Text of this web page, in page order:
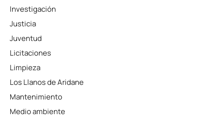
Investigación
Justicia
Juventud
Licitaciones
Limpieza
Los Llanos de Aridane
Mantenimiento
Medio ambiente